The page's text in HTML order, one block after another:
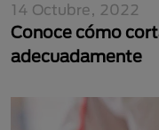
14 Octubre, 2022
Conoce cómo
adecuadamente